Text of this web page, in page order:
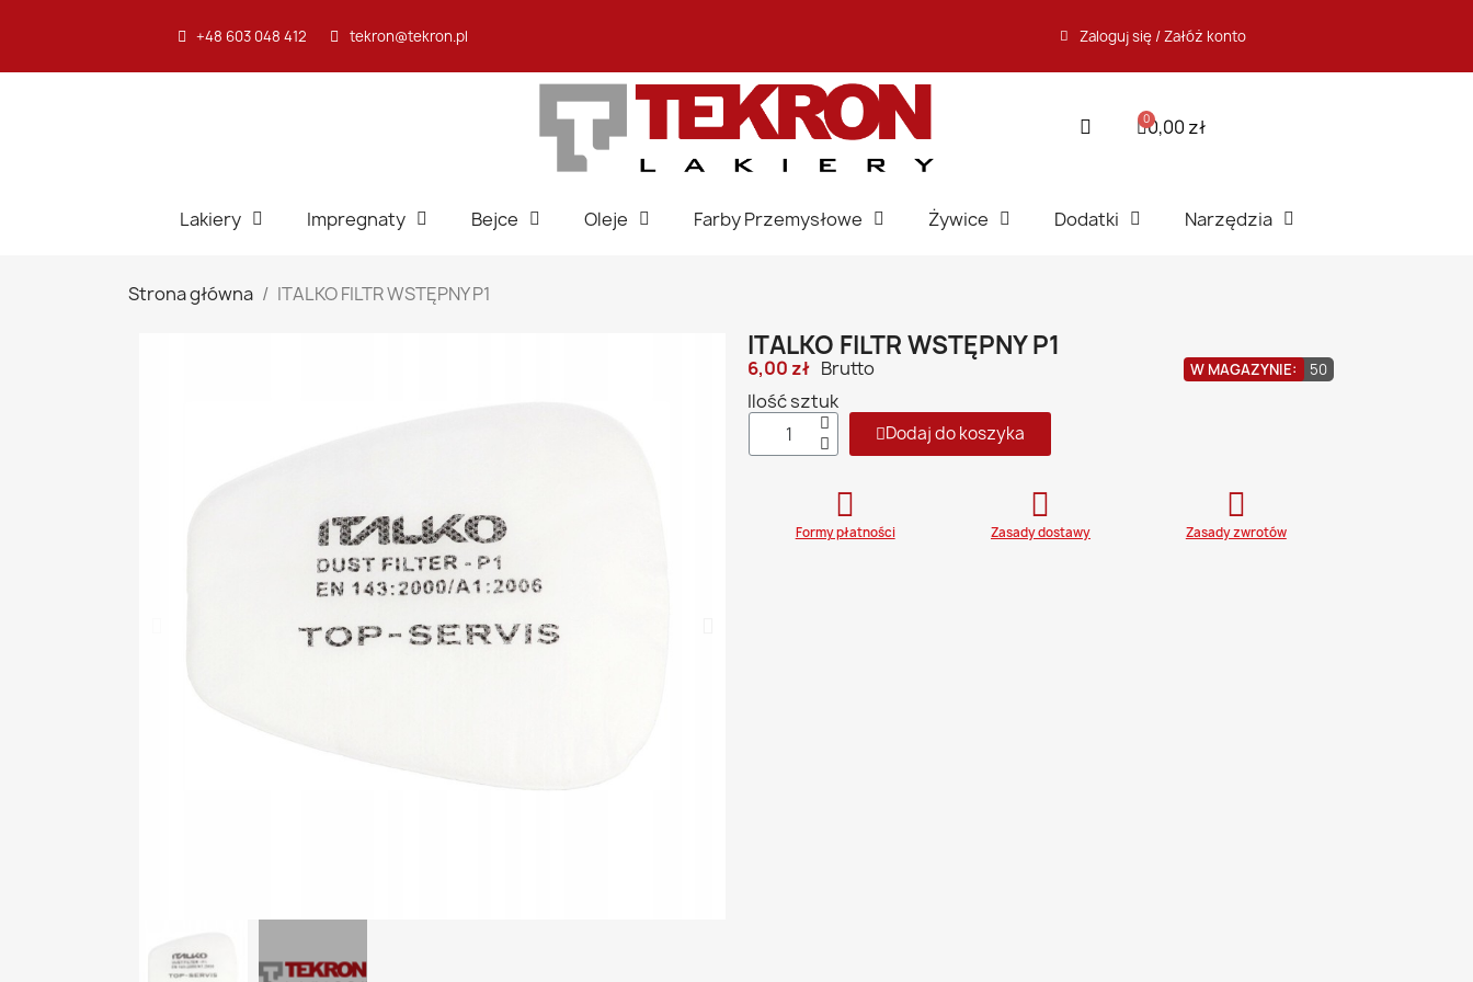
+48 603 048 412 tekron@tekron.pl Zaloguj się / Załóż konto
0,00 zł
Lakiery Impregnaty Bejce Oleje Farby Przemysłowe Żywice Dodatki Narzędzia
Strona główna ITALKO FILTR WSTĘPNY P1
ITALKO FILTR WSTĘPNY P1
6,00 zł Brutto W MAGAZYNIE: 50
Ilość sztuk
Dodaj do koszyka
Formy płatności Zasady dostawy Zasady zwrotów